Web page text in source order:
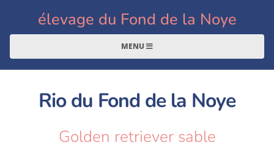
élevage du Fond de la Noye
MENU
Rio du Fond de la Noye
Golden retriever sable